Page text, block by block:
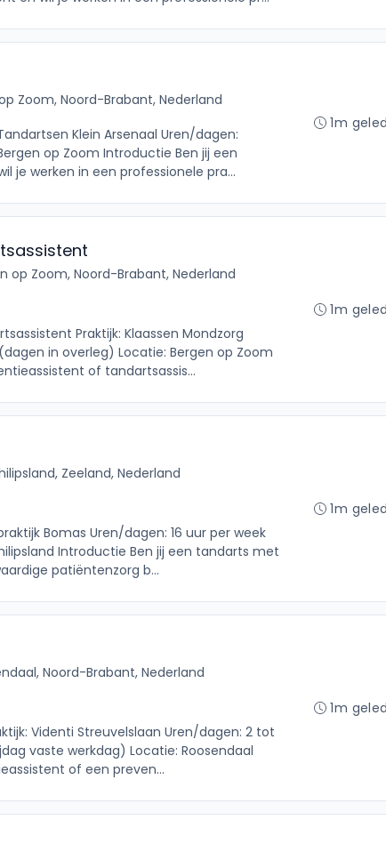
Zoom, Noord-Brabant, Nederland
Klein Arsenaal Uren/dagen:
op Zoom Introductie Ben jij een
je werken in een professionele pra...
1m
op Zoom, Noord-Brabant, Nederland
Praktijk: Klaassen Mondzorg
in overleg) Locatie: Bergen op Zoom
of tandartsassis...
1m
Zeeland, Nederland
Bomas Uren/dagen: 16 uur per week
Introductie Ben jij een tandarts met
patiëntenzorg b...
1m
Noord-Brabant, Nederland
Videnti Streuvelslaan Uren/dagen: 2 tot
vaste werkdag) Locatie: Roosendaal
of een preven...
1m